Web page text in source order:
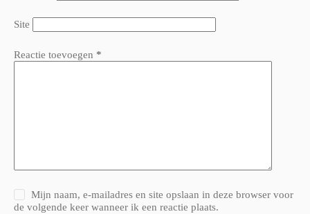
Site
Reactie toevoegen *
Mijn naam, e-mailadres en site opslaan in deze browser voor
de volgende keer wanneer ik een reactie plaats.